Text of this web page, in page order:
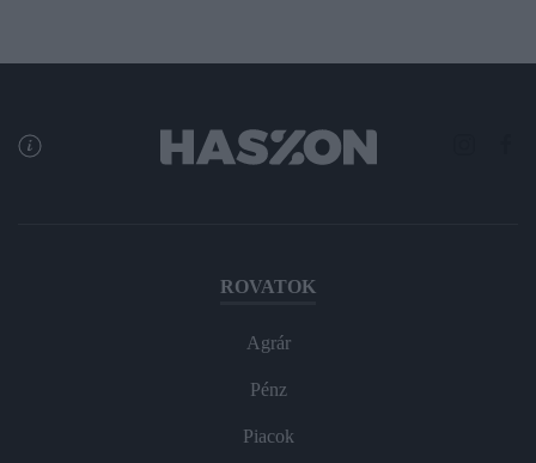
ROVATOK
Agrár
Pénz
Piacok